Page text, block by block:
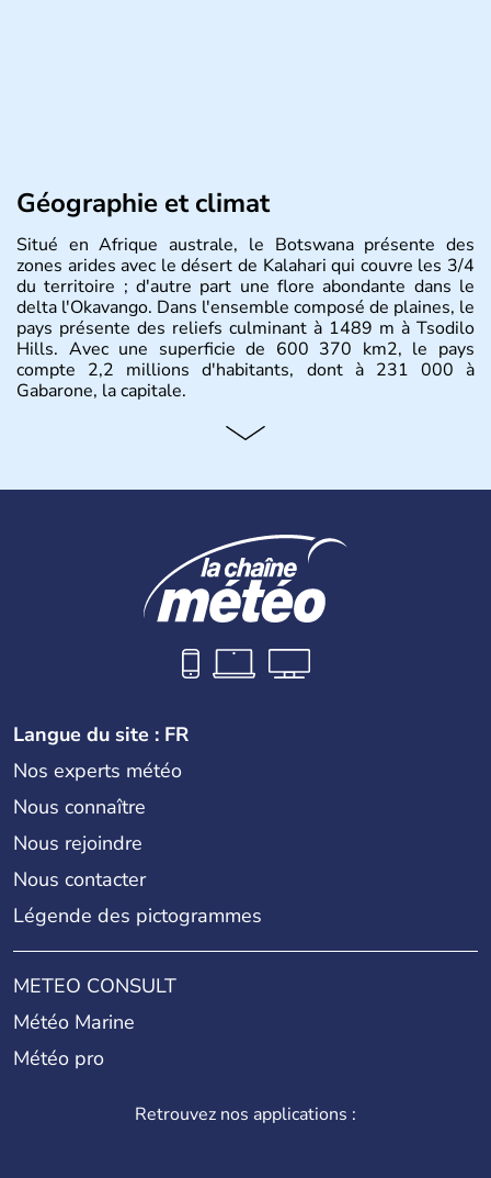
Géographie et climat
Situé en Afrique australe, le Botswana présente des
zones arides avec le désert de Kalahari qui couvre les 3/4
du territoire ; d'autre part une flore abondante dans le
delta l'Okavango. Dans l'ensemble composé de plaines, le
pays présente des reliefs culminant à 1489 m à Tsodilo
Hills. Avec une superficie de 600 370 km2, le pays
compte 2,2 millions d'habitants, dont à 231 000 à
Gabarone, la capitale.
Langue du site : FR
Nos experts météo
Nous connaître
Nous rejoindre
Nous contacter
Légende des pictogrammes
METEO CONSULT
Météo Marine
Météo pro
Retrouvez nos applications :